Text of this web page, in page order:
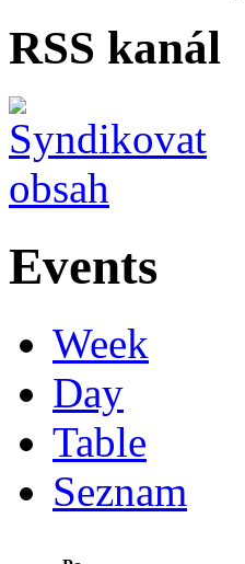
RSS kanál
Events
Week
Day
Table
Seznam